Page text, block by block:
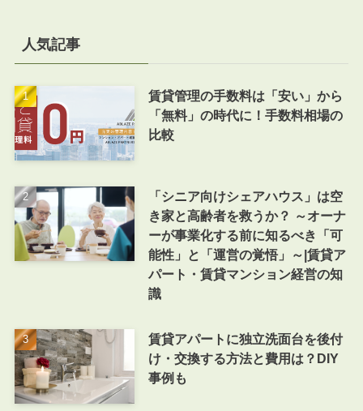
人気記事
賃貸管理の手数料は「安い」から
「無料」の時代に！手数料相場の
比較
「シニア向けシェアハウス」は空
き家と高齢者を救うか？ ～オーナ
ーが事業化する前に知るべき「可
能性」と「運営の覚悟」～|賃貸ア
パート・賃貸マンション経営の知
識
賃貸アパートに独立洗面台を後付
け・交換する方法と費用は？DIY
事例も